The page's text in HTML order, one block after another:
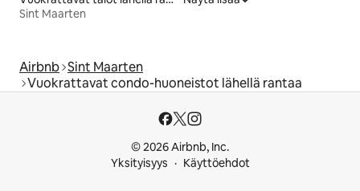
Sint Maarten
Airbnb Sint Maarten
Vuokrattavat condo-huoneistot lähellä rantaa
© 2026 Airbnb, Inc.
Yksityisyys
Käyttöehdot